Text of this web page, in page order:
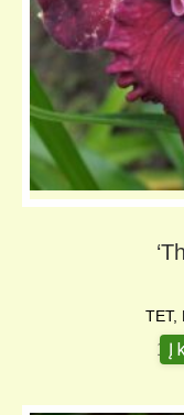
TET,
Į